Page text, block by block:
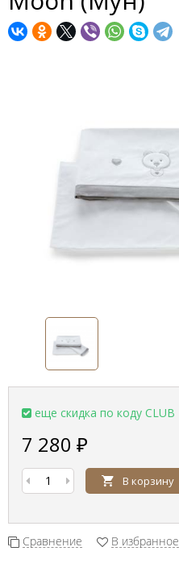
еще скидка по коду CLUB
7 280 ₽
В корзину
Сравнение В избранное